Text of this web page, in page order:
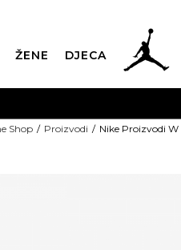
ŽENE DJECA
Shop Proizvodi Nike Proizvodi W